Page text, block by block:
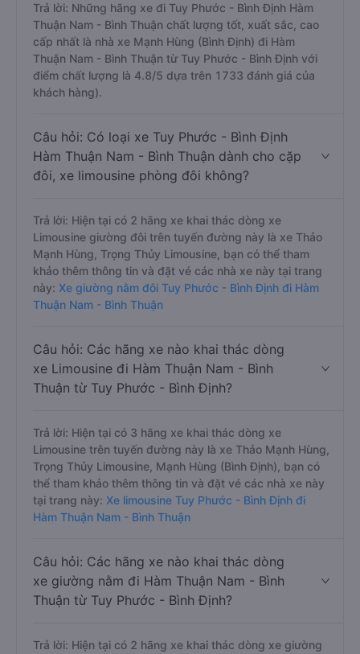
Trả lời: Những hãng xe đi Tuy Phước - Bình Định Hàm
Thuận Nam - Bình Thuận chất lượng tốt, xuất sắc, cao
cấp nhất là nhà xe Mạnh Hùng (Bình Định) đi Hàm
Thuận Nam - Bình Thuận từ Tuy Phước - Bình Định với
điểm chất lượng là 4.8/5 dựa trên 1733 đánh giá của
khách hàng).
Câu hỏi: Có loại xe Tuy Phước - Bình Định
Hàm Thuận Nam - Bình Thuận dành cho cặp
đôi, xe limousine phòng đôi không?
Trả lời: Hiện tại có 2 hãng xe khai thác dòng xe
Limousine giường đôi trên tuyến đường này là xe Thảo
Mạnh Hùng, Trọng Thủy Limousine, bạn có thể tham
khảo thêm thông tin và đặt vé các nhà xe này tại trang
này: Xe giường nằm đôi Tuy Phước - Bình Định đi Hàm
Thuận Nam - Bình Thuận
Câu hỏi: Các hãng xe nào khai thác dòng
xe Limousine đi Hàm Thuận Nam - Bình
Thuận từ Tuy Phước - Bình Định?
Trả lời: Hiện tại có 3 hãng xe khai thác dòng xe
Limousine trên tuyến đường này là xe Thảo Mạnh Hùng,
Trọng Thủy Limousine, Mạnh Hùng (Bình Định), bạn có
thể tham khảo thêm thông tin và đặt vé các nhà xe này
tại trang này: Xe limousine Tuy Phước - Bình Định đi
Hàm Thuận Nam - Bình Thuận
Câu hỏi: Các hãng xe nào khai thác dòng
xe giường nằm đi Hàm Thuận Nam - Bình
Thuận từ Tuy Phước - Bình Định?
Trả lời: Hiện tại có 2 hãng xe khai thác dòng xe giường